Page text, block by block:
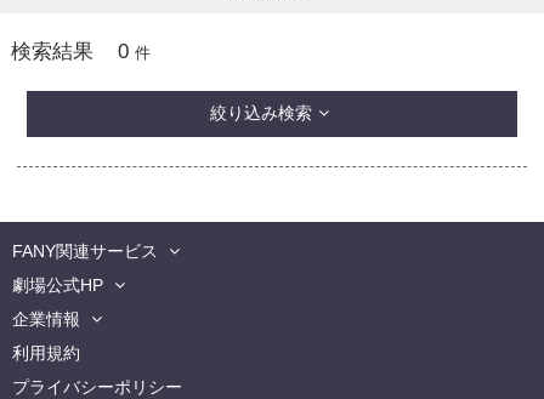
検索結果 0 件
絞り込み検索
FANY関連サービス
劇場公式HP
企業情報
利用規約
プライバシーポリシー